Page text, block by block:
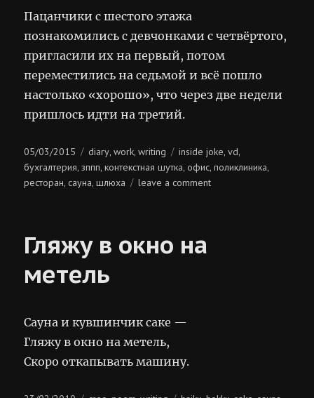
Пацанчики с шестого этажа
познакомились с девчонками с четвёртого,
пригласили их на первый, потом
переместились на седьмой и всё пошло
настолько «хорошо», что через две недели
пришлось идти на третий.
Posted
on
05/03/2015 Categories
diary,work,writing Tags
inside joke,vd,
бухгалтерия,зппп,контекстная шутка,офис,поликлиника,
ресторан,сауна,шлюха leave a commenton
Гляжу в окно на
метель
Сауна и кувшинчик саке —
Гляжу в окно на метель,
Cкоро откапывать машину.